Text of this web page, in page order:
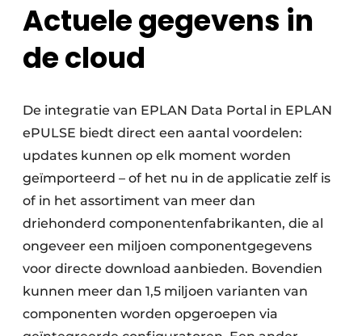
Actuele gegevens in
de cloud
De integratie van EPLAN Data Portal in EPLAN
ePULSE biedt direct een aantal voordelen:
updates kunnen op elk moment worden
geïmporteerd – of het nu in de applicatie zelf is
of in het assortiment van meer dan
driehonderd componentenfabrikanten, die al
ongeveer een miljoen componentgegevens
voor directe download aanbieden. Bovendien
kunnen meer dan 1,5 miljoen varianten van
componenten worden opgeroepen via